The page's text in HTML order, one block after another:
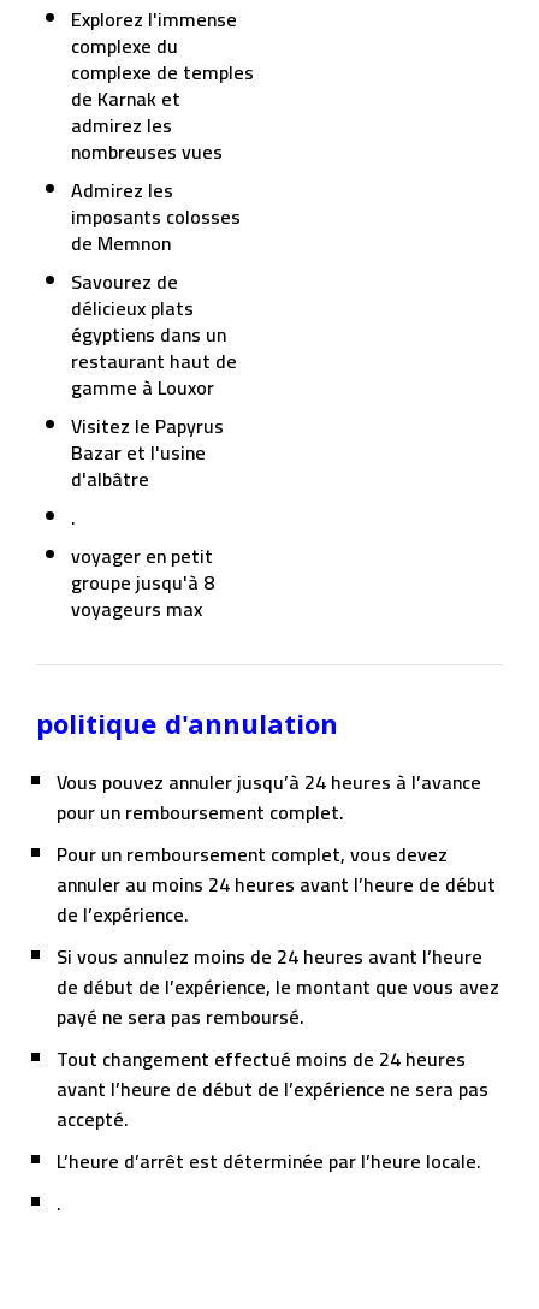
Explorez l'immense
complexe du
complexe de temples
de Karnak et
admirez les
nombreuses vues
Admirez les
imposants colosses
de Memnon
Savourez de
délicieux plats
égyptiens dans un
restaurant haut de
gamme à Louxor
Visitez le Papyrus
Bazar et l'usine
d'albâtre
.
voyager en petit
groupe jusqu'à 8
voyageurs max
politique d'annulation
Vous pouvez annuler jusqu’à 24 heures à l’avance
pour un remboursement complet.
Pour un remboursement complet, vous devez
annuler au moins 24 heures avant l’heure de début
de l’expérience.
Si vous annulez moins de 24 heures avant l’heure
de début de l’expérience, le montant que vous avez
payé ne sera pas remboursé.
Tout changement effectué moins de 24 heures
avant l’heure de début de l’expérience ne sera pas
accepté.
L’heure d’arrêt est déterminée par l’heure locale.
.